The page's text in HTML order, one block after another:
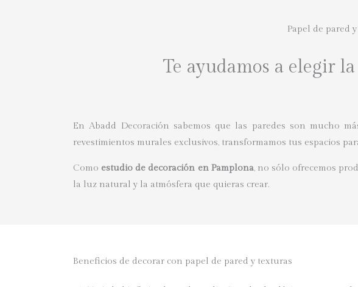
Papel de pared
Te ayudamos a elegir
En Abadd Decoración sabemos que las paredes son mucho
revestimientos murales exclusivos, transformamos tus espacios
Como estudio de decoración en Pamplona, no sólo ofrecemos
la luz natural y la atmósfera que quieras crear.
Beneficios de decorar con papel de pared y texturas